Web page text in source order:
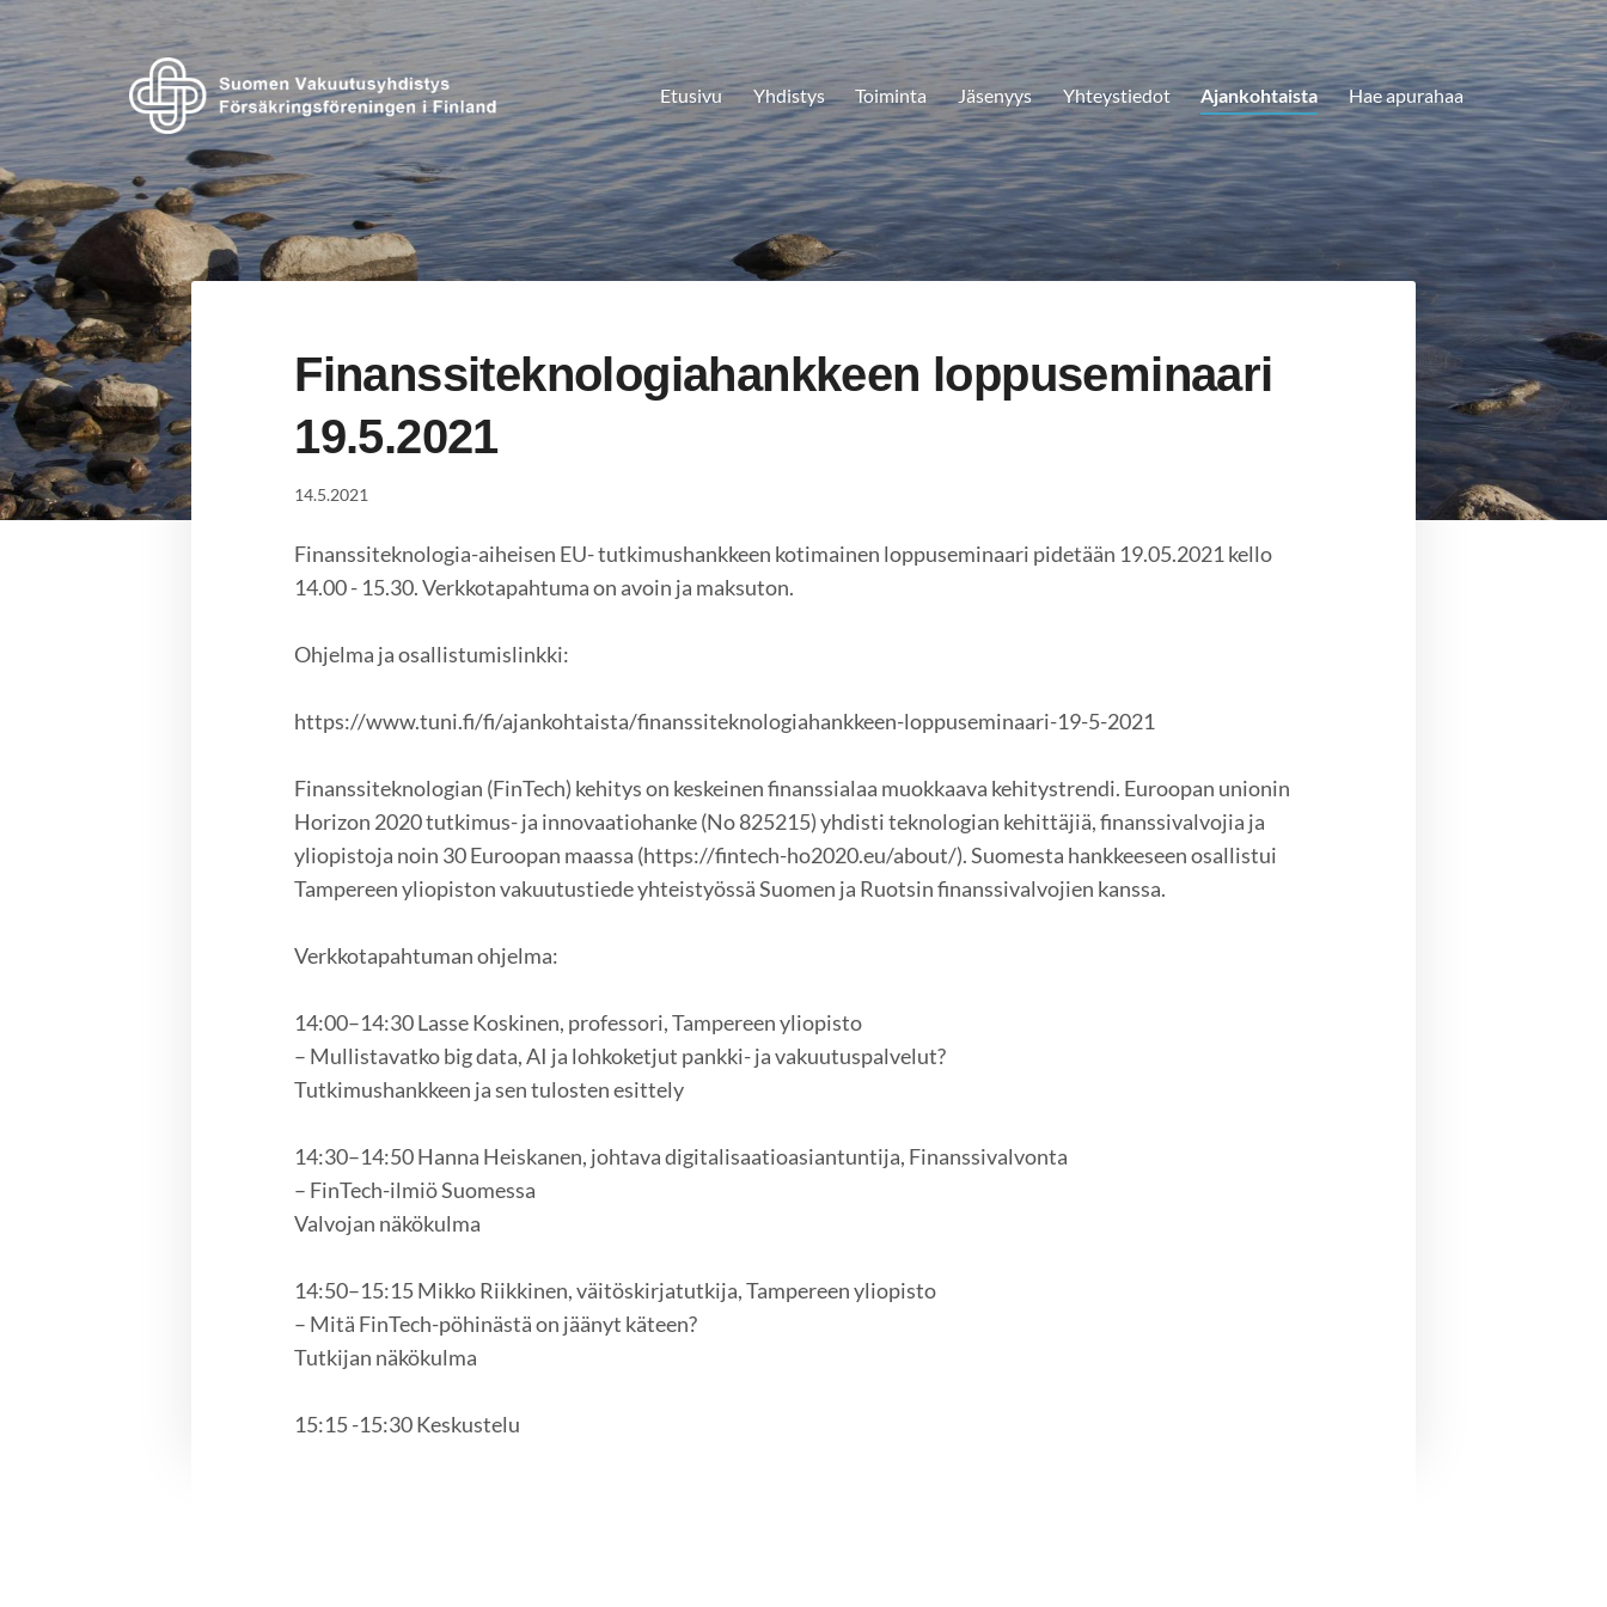
Siirry
sivun
sisältöön
Suomen Vakuutusyhdistys ry Etusivu Yhdistys Toiminta Jäsenyys Yhteystiedot Ajankohtaista Hae apurahaa
Finanssiteknologiahankkeen loppuseminaari
19.5.2021
14.5.2021
Finanssiteknologia-aiheisen EU- tutkimushankkeen kotimainen loppuseminaari pidetään 19.05.2021 kello
14.00 - 15.30. Verkkotapahtuma on avoin ja maksuton.
Ohjelma ja osallistumislinkki:
https://www.tuni.fi/fi/ajankohtaista/finanssiteknologiahankkeen-loppuseminaari-19-5-2021
Finanssiteknologian (FinTech) kehitys on keskeinen finanssialaa muokkaava kehitystrendi. Euroopan unionin
Horizon 2020 tutkimus- ja innovaatiohanke (No 825215) yhdisti teknologian kehittäjiä, finanssivalvojia ja
yliopistoja noin 30 Euroopan maassa (https://fintech-ho2020.eu/about/). Suomesta hankkeeseen osallistui
Tampereen yliopiston vakuutustiede yhteistyössä Suomen ja Ruotsin finanssivalvojien kanssa.
Verkkotapahtuman ohjelma:
14:00–14:30 Lasse Koskinen, professori, Tampereen yliopisto
– Mullistavatko big data, AI ja lohkoketjut pankki- ja vakuutuspalvelut?
Tutkimushankkeen ja sen tulosten esittely
14:30–14:50 Hanna Heiskanen, johtava digitalisaatioasiantuntija, Finanssivalvonta
– FinTech-ilmiö Suomessa
Valvojan näkökulma
14:50–15:15 Mikko Riikkinen, väitöskirjatutkija, Tampereen yliopisto
– Mitä FinTech-pöhinästä on jäänyt käteen?
Tutkijan näkökulma
15:15 -15:30 Keskustelu